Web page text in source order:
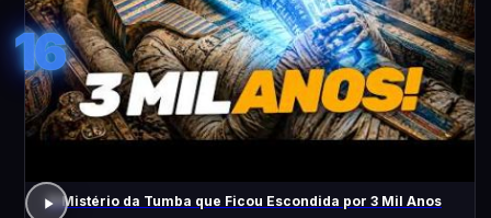
16
O Mistério da Tumba que Ficou Escondida por 3 Mil Anos